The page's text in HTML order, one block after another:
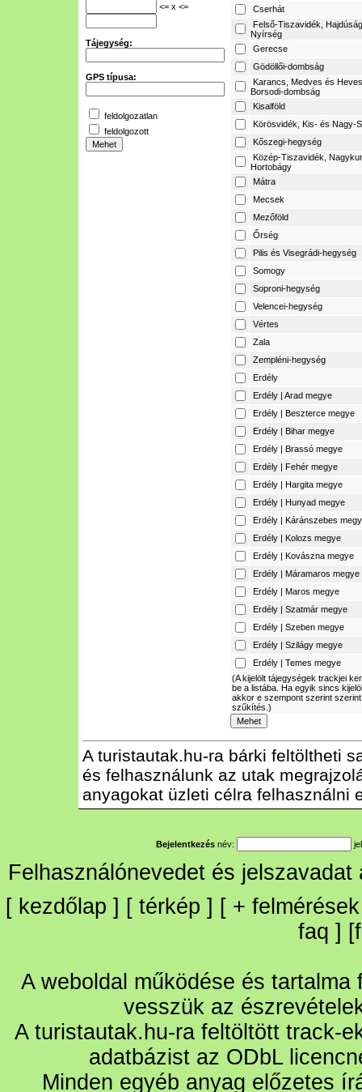
<= x <=
Tájegység:
GPS típusa:
feldolgozatlan
feldolgozott
Cserhát
Felső-Tiszavidék,
Nyírség
Gerecse
Gödöllői-dombság
Karancs, Medves és
Borsodi-dombság
Kisalföld
Körösvidék, Kis- és Nagy-
Kőszegi-hegység
Közép-Tiszavidék,
Hortobágy
Mátra
Mecsek
Mezőföld
Őrség
Pilis és Visegrádi-hegység
Somogy
Soproni-hegység
Velencei-hegység
Vértes
Zala
Zempléni-hegység
Erdély
Erdély | Arad megye
Erdély | Beszterce megye
Erdély | Bihar megye
Erdély | Brassó megye
Erdély | Fehér megye
Erdély | Hargita megye
Erdély | Hunyad megye
Erdély | Káránszebes
Erdély | Kolozs megye
Erdély | Kovászna megye
Erdély | Máramaros megye
Erdély | Maros megye
Erdély | Szatmár megye
Erdély | Szeben megye
Erdély | Szilágy megye
Erdély | Temes megye
(A kijelölt tájegységek trackjei
be a listába. Ha egyik sincs
akkor e szempont szerint
szűkítés.)
A turistautak.hu-ra bárki feltöltheti
és felhasználunk az utak
anyagokat üzleti célra felhasználni
Bejelentkezés név:
Felhasználónevedet és
[ kezdőlap ] [ térkép ] [ + felmérések
faq ] [
A weboldal működése és
vesszük az
A turistautak.hu-ra feltöltött track-
adatbázist az ODbL
Minden egyéb anyag előzetes